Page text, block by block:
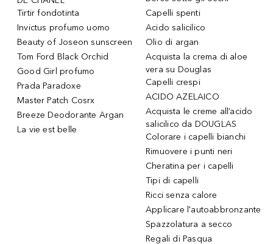
Tirtir fondotinta
Invictus profumo uomo
Beauty of Joseon sunscreen
Tom Ford Black Orchid
Good Girl profumo
Prada Paradoxe
Master Patch Cosrx
Breeze Deodorante Argan
La vie est belle
Capelli spenti
Acido salicilico
Olio di argan
Acquista la crema di aloe
vera su Douglas
Capelli crespi
ACIDO AZELAICO
Acquista le creme all’acido
salicilico da DOUGLAS
Colorare i capelli bianchi
Rimuovere i punti neri
Cheratina per i capelli
Tipi di capelli
Ricci senza calore
Applicare l'autoabbronzante
Spazzolatura a secco
Regali di Pasqua